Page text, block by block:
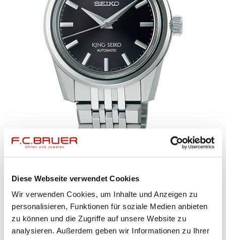
Diese Webseite verwendet Cookies
Wir verwenden Cookies, um Inhalte und Anzeigen zu
personalisieren, Funktionen für soziale Medien anbieten
zu können und die Zugriffe auf unsere Website zu
analysieren. Außerdem geben wir Informationen zu Ihrer
KING SEIKO KOLLEKTION
SPB283J1